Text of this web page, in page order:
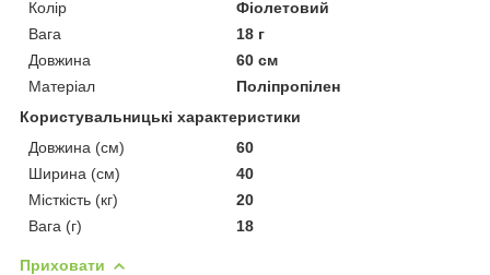
Колір
Фіолетовий
Вага
18 г
Довжина
60 см
Матеріал
Поліпропілен
Користувальницькі характеристики
Довжина (см)
60
Ширина (см)
40
Місткість (кг)
20
Вага (г)
18
Приховати